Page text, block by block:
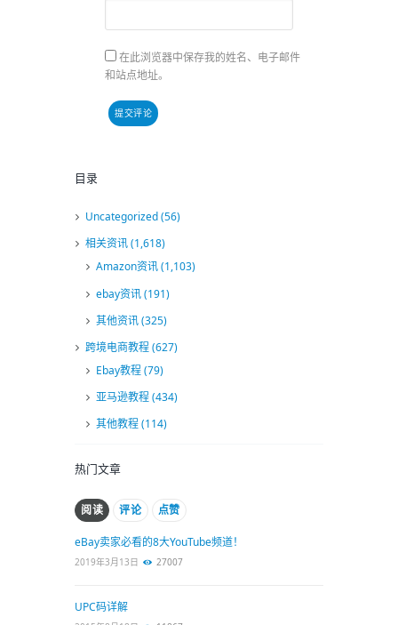
在此浏览器中保存我的姓名、电子邮件
和站点地址。
目录
Uncategorized(56)
相关资讯(1,618)
Amazon资讯(1,103)
ebay资讯(191)
其他资讯(325)
跨境电商教程(627)
Ebay教程(79)
亚马逊教程(434)
其他教程(114)
热门文章
阅读 评论 点赞
eBay卖家必看的8大YouTube频道！
2019年3月13日 27007
UPC码详解